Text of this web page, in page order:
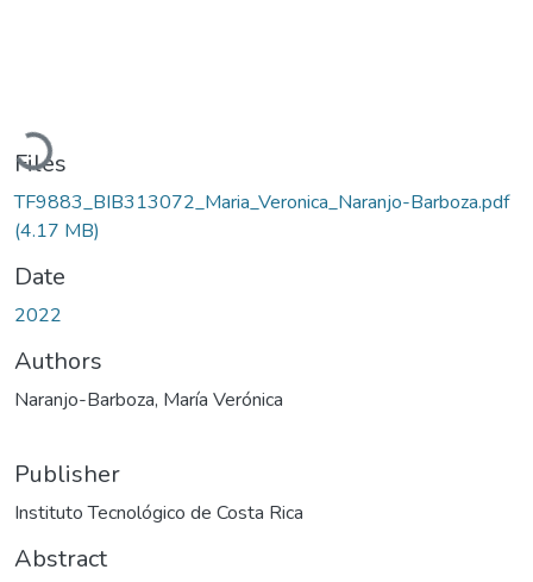
Loading...
Files
TF9883_BIB313072_Maria_Veronica_Naranjo-Barboza.pdf
(4.17 MB)
Date
2022
Authors
Naranjo-Barboza, María Verónica
Publisher
Instituto Tecnológico de Costa Rica
Abstract